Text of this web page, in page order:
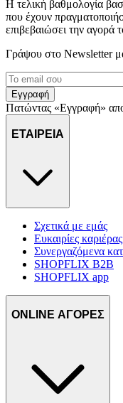
Η τελική βαθμολογία
που έχουν
επιβεβαιώσει την αγορά
Γράψου στο Νewsletter
Εγγραφή
Πατώντας «Εγγραφή»
ΕΤΑΙΡΕΙΑ
Σχετικά με εμάς
Ευκαιρίες καριέρας
Συνεργαζόμενα
SHOPFLIX B2B
SHOPFLIX app
ONLINE ΑΓΟΡΕΣ